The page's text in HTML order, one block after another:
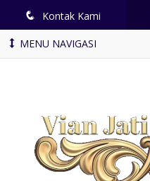
q Kontak Kami
MENU NAVIGASI